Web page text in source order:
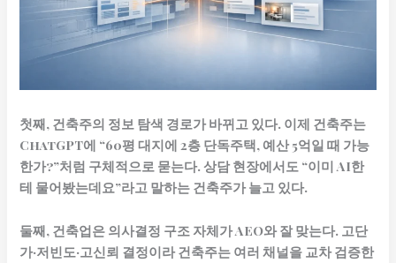
첫째, 건축주의 정보 탐색 경로가 바뀌고 있다. 이제 건축주는
ChatGPT에 “60평 대지에 2층 단독주택, 예산 5억일 때 가능
한가?”처럼 구체적으로 묻는다. 상담 현장에서도 “이미 AI한
테 물어봤는데요”라고 말하는 건축주가 늘고 있다.
둘째, 건축업은 의사결정 구조 자체가 AEO와 잘 맞는다. 고단
가·저빈도·고신뢰 결정이라 건축주는 여러 채널을 교차 검증한